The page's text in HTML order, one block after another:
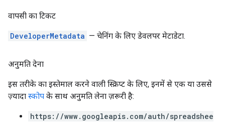
वापसी का टिकट
DeveloperMetadata — चेनिंग के लिए डेवलपर मेटाडेटा.
अनुमति देना
इस तरीके का इस्तेमाल करने वाली स्क्रिप्ट के लिए, इनमें से एक या उससे
ज़्यादा स्कोप के साथ अनुमति लेना ज़रूरी है:
https://www.googleapis.com/auth/spreadshee